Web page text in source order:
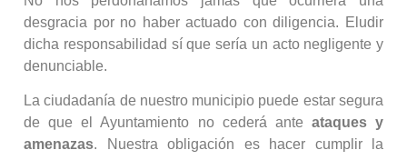
desgracia por no haber actuado con diligencia. Eludir
dicha responsabilidad sí que sería un acto negligente y
denunciable.
La ciudadanía de nuestro municipio puede estar segura
de que el Ayuntamiento no cederá ante ataques y
amenazas. Nuestra obligación es hacer cumplir la